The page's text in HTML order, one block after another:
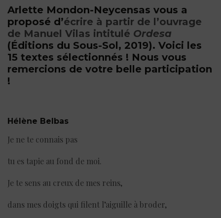
Arlette Mondon-Neycensas vous a
proposé d’écrire à partir de l’ouvrage
de Manuel Vilas intitulé Ordesa
(Éditions du Sous-Sol, 2019). Voici les
15 textes sélectionnés ! Nous vous
remercions de votre belle participation
!
Hélène Belbas
Je ne te connais pas
tu es tapie au fond de moi.
Je te sens au creux de mes reins,
dans mes doigts qui filent l’aiguille à broder,